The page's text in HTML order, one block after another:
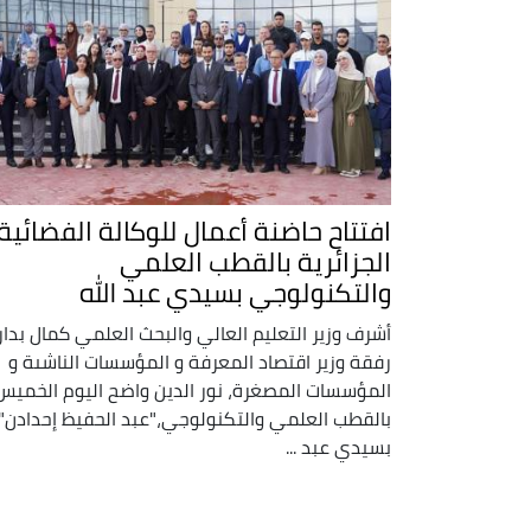
افتتاح حاضنة أعمال للوكالة
الجزائرية بالقطب العلمي
والتكنولوجي بسيدي عبد الله
أشرف وزير التعليم العالي والبحث العلمي كمال
رفقة وزير اقتصاد المعرفة و المؤسسات الناشىة و
المؤسسات المصغرة، نور الدين واضح اليوم
بالقطب العلمي والتكنولوجي،"عبد الحفيظ
بسيدي عبد ...